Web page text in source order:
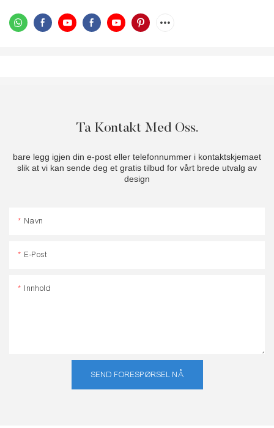
Ta Kontakt Med Oss.
bare legg igjen din e-post eller telefonnummer i kontaktskjemaet
slik at vi kan sende deg et gratis tilbud for vårt brede utvalg av
design
Navn
E-Post
Innhold
SEND FORESPØRSEL NÅ